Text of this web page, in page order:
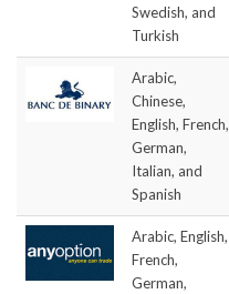
Swedish, and
Turkish
Arabic,
Chinese,
English, French,
German,
Italian, and
Spanish
Arabic, English,
French,
German,